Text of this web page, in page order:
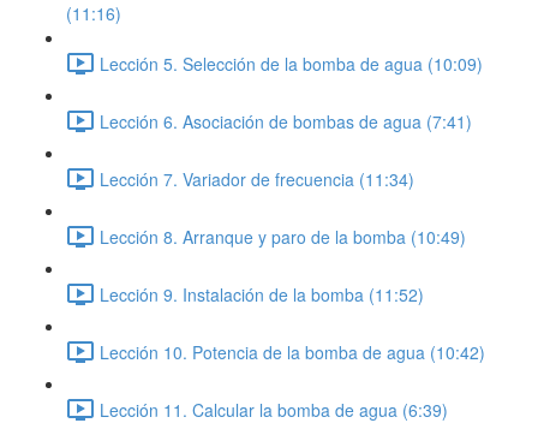
(11:16)
Lección 5. Selección de la bomba de agua (10:09)
Lección 6. Asociación de bombas de agua (7:41)
Lección 7. Variador de frecuencia (11:34)
Lección 8. Arranque y paro de la bomba (10:49)
Lección 9. Instalación de la bomba (11:52)
Lección 10. Potencia de la bomba de agua (10:42)
Lección 11. Calcular la bomba de agua (6:39)